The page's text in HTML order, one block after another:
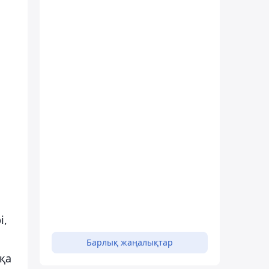
Барлық жаңалықтар